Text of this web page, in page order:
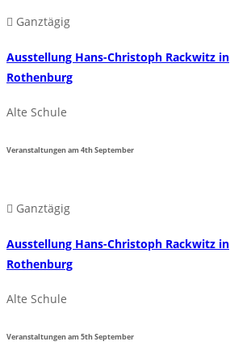
Ganztägig
Ausstellung Hans-Christoph Rackwitz in
Rothenburg
Alte Schule
Veranstaltungen am4thSeptember
Ganztägig
Ausstellung Hans-Christoph Rackwitz in
Rothenburg
Alte Schule
Veranstaltungen am5thSeptember